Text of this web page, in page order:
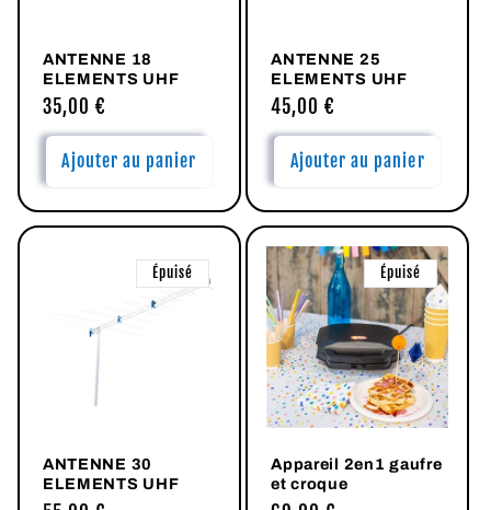
ANTENNE 18
ELEMENTS UHF
Prix
habituel
35,00 €
Ajouter au panier
ANTENNE 25
ELEMENTS UHF
Prix
habituel
45,00 €
Ajouter au panier
Épuisé
ANTENNE 30
ELEMENTS UHF
Épuisé
Appareil 2en1 gaufre
et croque